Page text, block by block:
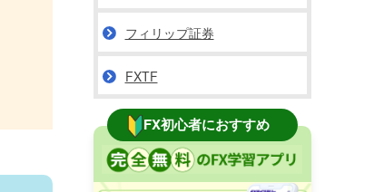
フィリップ証券
FXTF
FX初心者におすすめ